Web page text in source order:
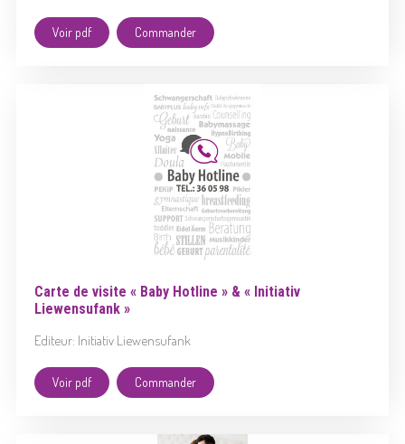
Voir pdf Commander
Carte de visite « Baby Hotline » & « Initiativ
Liewensufank »
Editeur: Initiativ Liewensufank
Voir pdf Commander